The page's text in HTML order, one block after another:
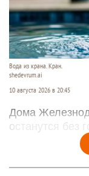
Вода из крана. Кран.
shedevrum.ai
10 августа 2026 в 20:45
Дома
останутся без